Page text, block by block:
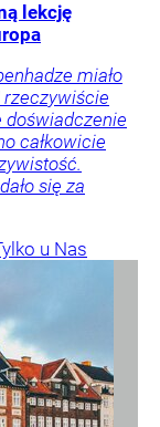
lekcję
miało
rzeczywiście
doświadczenie
całkowicie
się za
u Nas